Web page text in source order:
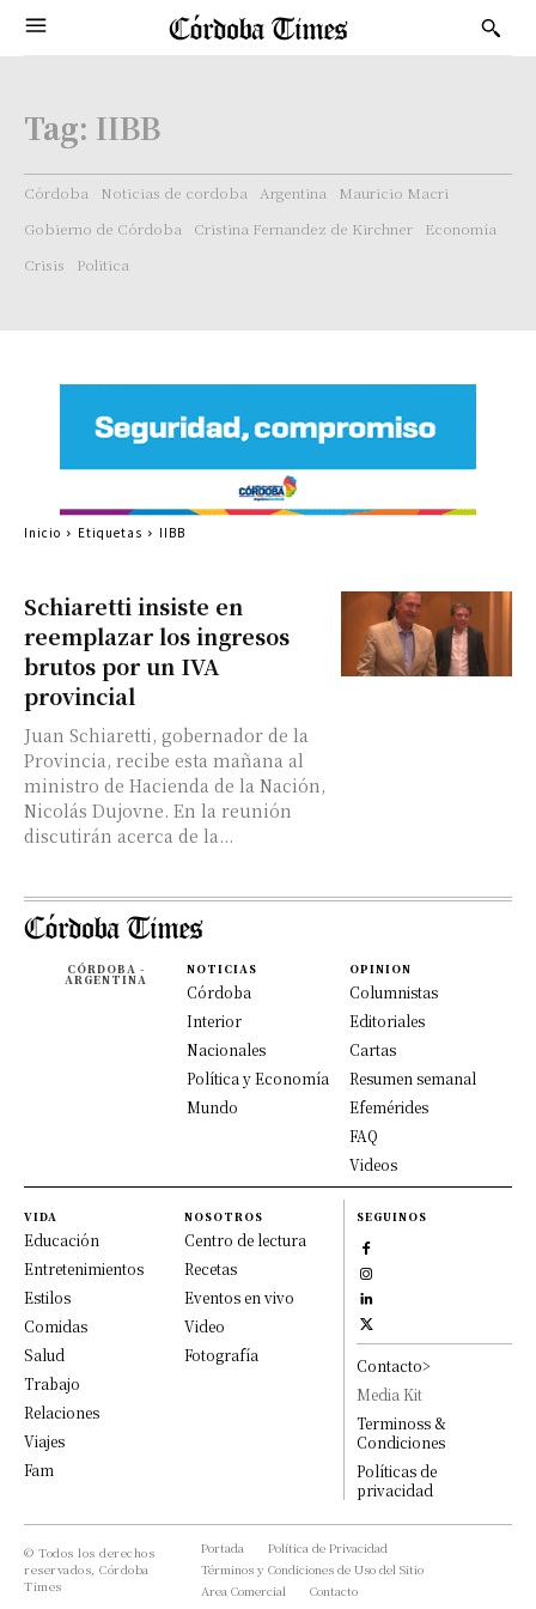
Tag: IIBB
Córdoba Noticias de cordoba Argentina
Mauricio Macri
Gobierno de Córdoba
Cristina Fernandez de Kirchner
Economía
Crisis
Politica
Schiaretti insiste en
reemplazar los ingresos
brutos por un IVA
provincial
Juan Schiaretti, gobernador de la
Provincia, recibe esta mañana al
ministro de Hacienda de la Nación,
Nicolás Dujovne. En la reunión
discutirán acerca de la...
Inicio Etiquetas IIBB
CÓRDOBA -
ARGENTINA
NOTICIAS
Córdoba
Interior
Nacionales
Política y Economía
Mundo
OPINION
Columnistas
Editoriales
Cartas
Resumen semanal
Efemérides
FAQ
Videos
VIDA
Educación
Entretenimientos
Estilos
Comidas
Salud
Trabajo
Relaciones
Viajes
Fam
NOSOTROS
Centro de lectura
Recetas
Eventos en vivo
Video
Fotografía
SEGUINOS
Contacto>
Media Kit
Terminoss &
Condiciones
Políticas de
privacidad
© Todos los derechos
reservados, Córdoba
Times
Portada
Política de Privacidad
Términos y Condiciones de Uso del Sitio
Area Comercial
Contacto